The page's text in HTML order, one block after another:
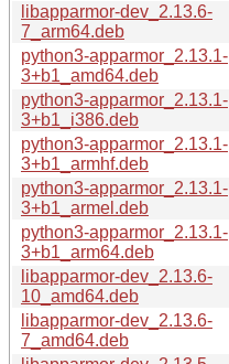
libapparmor-dev_2.13.6-
7_arm64.deb
python3-apparmor_2.13.1-
3+b1_amd64.deb
python3-apparmor_2.13.1-
3+b1_i386.deb
python3-apparmor_2.13.1-
3+b1_armhf.deb
python3-apparmor_2.13.1-
3+b1_armel.deb
python3-apparmor_2.13.1-
3+b1_arm64.deb
libapparmor-dev_2.13.6-
10_amd64.deb
libapparmor-dev_2.13.6-
7_amd64.deb